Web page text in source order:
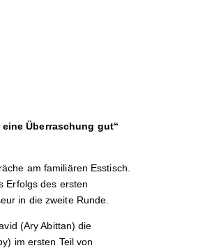
Überraschung gut“
am familiären Esstisch.
Erfolgs des ersten
in die zweite Runde.
(Ary Abittan) die
im ersten Teil von